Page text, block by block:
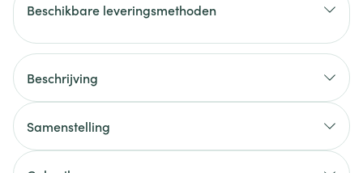
Beschikbare leveringsmethoden
Beschrijving
Samenstelling